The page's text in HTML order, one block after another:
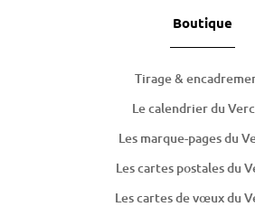
Boutique
Tirage &
Le calendrier du
Les marque-pages du
Les cartes postales du
Les cartes devœuxdu